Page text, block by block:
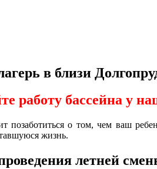
в близи
работу бассейна у
позаботиться о том, чем ваш
жизнь.
летней